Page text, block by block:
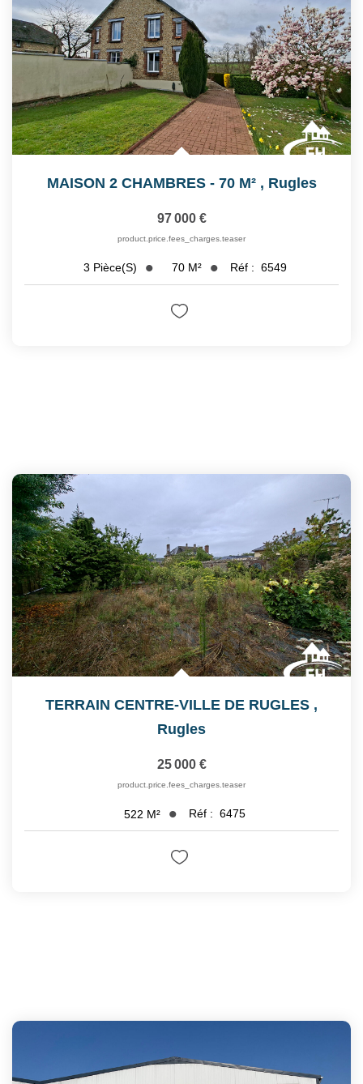
MAISON 2 CHAMBRES - 70 M² , Rugles
97 000 €
product.price.fees_charges.teaser
3 Pièce(s) 70 M² Réf : 6549
TERRAIN CENTRE-VILLE DE RUGLES ,
Rugles
25 000 €
product.price.fees_charges.teaser
522 M² Réf : 6475